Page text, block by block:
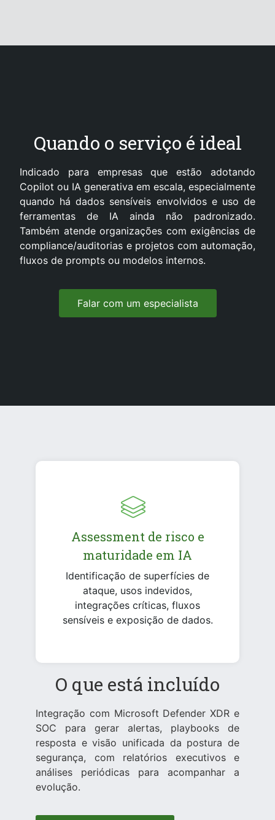
Quando o serviço é ideal
Indicado para empresas que estão adotando
Copilot ou IA generativa em escala, especialmente
quando há dados sensíveis envolvidos e uso de
ferramentas de IA ainda não padronizado.
Também atende organizações com exigências de
compliance/auditorias e projetos com automação,
fluxos de prompts ou modelos internos.
Falar com um especialista
Assessment de risco e
maturidade em IA
Identificação de superfícies de
ataque, usos indevidos,
integrações críticas, fluxos
sensíveis e exposição de dados.
O que está incluído
Integração com Microsoft Defender XDR e
SOC para gerar alertas, playbooks de
resposta e visão unificada da postura de
segurança, com relatórios executivos e
análises periódicas para acompanhar a
evolução.